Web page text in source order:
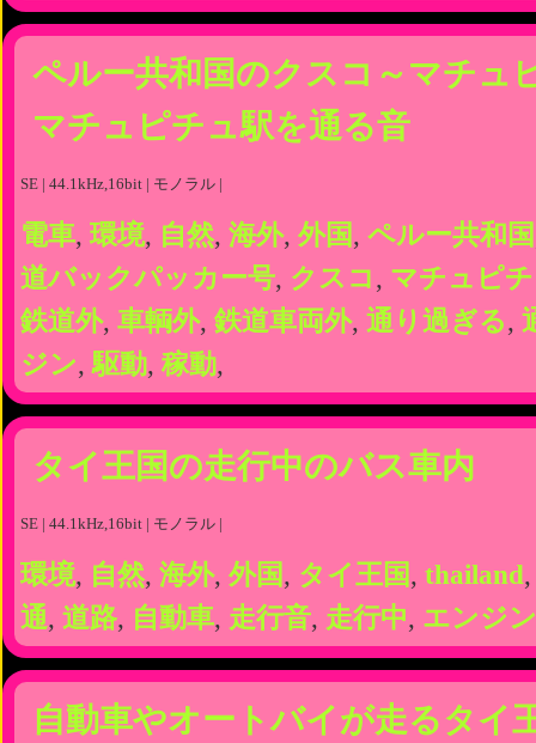
ペルー共和国のクスコ～マチュ
マチュピチュ駅を通る音
SE | 44.1kHz,16bit | モノラル |
電車, 環境, 自然, 海外, 外国 , ペルー共和国
道バックパッカー号, クスコ , マチュピ
鉄道外, 車輌外, 鉄道車両外, 通り過ぎる,
ジン,駆動, 稼動,
タイ王国の走行中のバス車内
SE | 44.1kHz,16bit | モノラル |
環境, 自然, 海外, 外国 , タイ王国 , thailand
通, 道路, 自動車, 走行音, 走行中, エンジン
自動車やオートバイが走るタイ